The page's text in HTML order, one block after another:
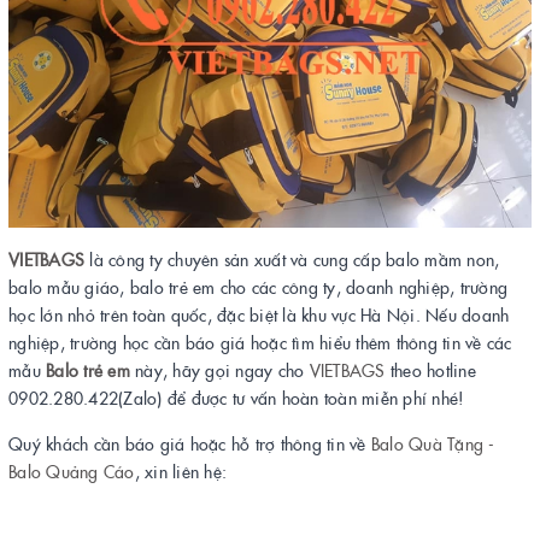
VIETBAGS là công ty chuyên sản xuất và cung cấp balo mầm non,
balo mẫu giáo, balo trẻ em cho các công ty, doanh nghiệp, trường
học lớn nhỏ trên toàn quốc, đặc biệt là khu vực Hà Nội. Nếu doanh
nghiệp, trường học cần báo giá hoặc tìm hiểu thêm thông tin về các
mẫu Balo trẻ emnày, hãy gọi ngay cho VIETBAGS theo hotline
0902.280.422(Zalo) để được tư vấn hoàn toàn miễn phí nhé!
Quý khách cần báo giá hoặc hỗ trợ thông tin về Balo Quà Tặng -
Balo Quảng Cáo, xin liên hệ: